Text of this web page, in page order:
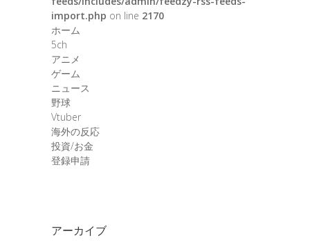
import.php on line 2170
ホーム
5ch
アニメ
ゲーム
ニュース
野球
Vtuber
海外の反応
投資/お金
登録申請
アーカイブ